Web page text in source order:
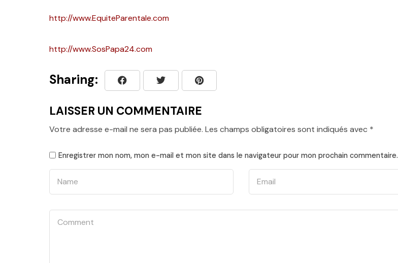
http://www.EquiteParentale.com
http://www.SosPapa24.com
Sharing:
LAISSER UN COMMENTAIRE
Votre adresse e-mail ne sera pas publiée. Les champs obligatoires sont indiqués avec *
Enregistrer mon nom, mon e-mail et mon site dans le navigateur pour mon prochain commentaire.